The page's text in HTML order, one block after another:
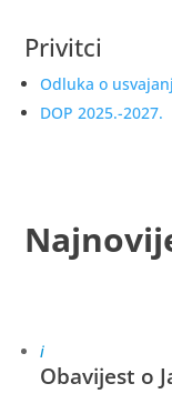
Privitci
Odluka o
DOP 2025.-2027.
i
Obavijest o